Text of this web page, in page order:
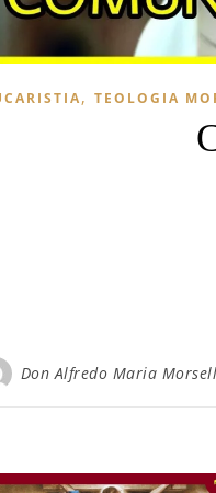
, TEOLOGIA
Don Alfredo Maria